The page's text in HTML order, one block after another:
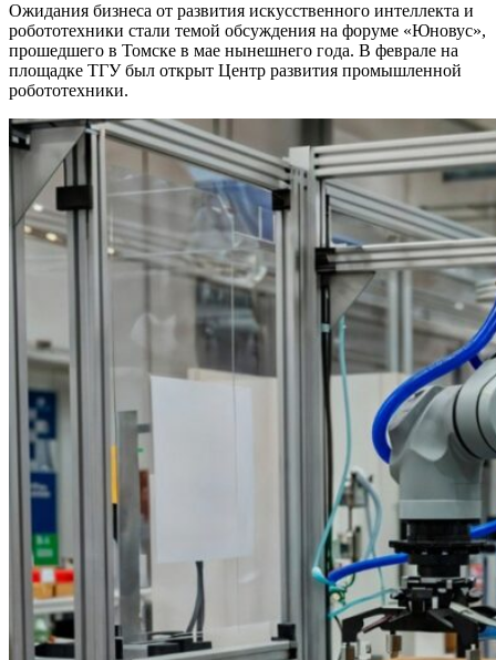
Ожидания бизнеса от развития искусственного интеллекта и
робототехники стали темой обсуждения на форуме «Юновус»,
прошедшего в Томске в мае нынешнего года. В феврале на
площадке ТГУ был открыт Центр развития промышленной
робототехники.